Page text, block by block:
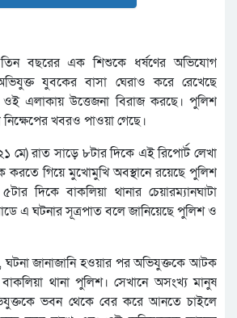
তিন বছরের এক শিশুকে ধর্ষণের অভিযোগ
যুবকের বাসা ঘেরাও করে রেখেছে
ওই এলাকায় উত্তেজনা বিরাজ করছে। পুলিশ
খবরও পাওয়া গেছে।
মে) রাত সাড়ে ৮টার দিকে এই রিপোর্ট লেখা
করতে গিয়ে মুখোমুখি অবস্থানে রয়েছে পুলিশ
দিকে বাকলিয়া থানার চেয়ারম্যানঘাটা
এ ঘটনার সূত্রপাত বলে জানিয়েছে পুলিশ ও
ঘটনা জানাজানি হওয়ার পর অভিযুক্তকে আটক
থানা পুলিশ। সেখানে অসংখ্য মানুষ
ভবন থেকে বের করে আনতে চাইলে